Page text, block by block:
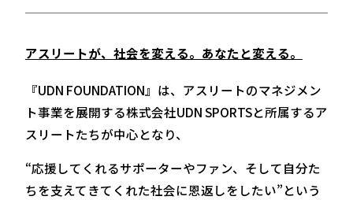
アスリートが、社会を変える。あなたと変える。
『UDN FOUNDATION』は、アスリートのマネジメン
ト事業を展開する株式会社UDN SPORTSと所属するア
スリートたちが中心となり、
“応援してくれるサポーターやファン、そして自分た
ちを支えてきてくれた社会に恩返しをしたい”という